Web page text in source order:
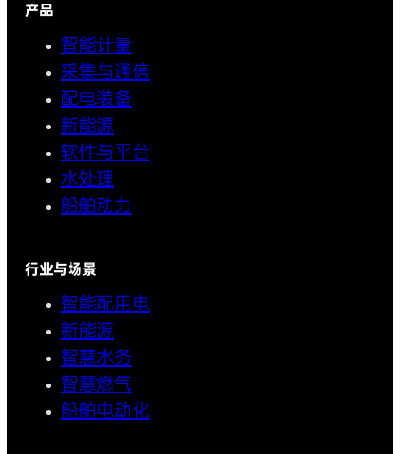
产品
智能计量
采集与通信
配电装备
新能源
软件与平台
水处理
船舶动力
行业与场景
智能配用电
新能源
智慧水务
智慧燃气
船舶电动化